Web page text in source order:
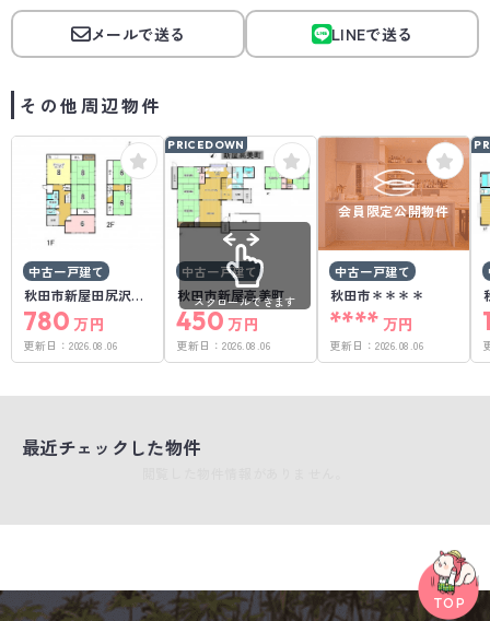
メールで送る LINEで送る
その他周辺物件
中古一戸建て
秋田市新屋田尻沢中
町
780 万円
更新日： 2026.08.06
PRICEDOWN
中古一戸建て
秋田市新屋高美町
450万円
更新日： 2026.08.06
会員限定公開物件
中古一戸建て
秋田市＊＊＊＊
**** 万円
更新日： 2026.08.06
スクロールできます
最近チェックした物件